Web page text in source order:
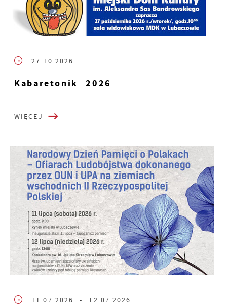
27.10.2026
Kabaretonik 2026
WIĘCEJ
11.07.2026 - 12.07.2026